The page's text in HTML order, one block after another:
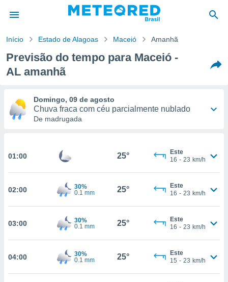
da
para
fornecidas
forma
recolhidas
Início Estado de Alagoas Maceió Amanhã
Previsão do tempo para Maceió -
AL amanhã
Domingo, 09 de agosto
Chuva fraca com céu parcialmente nublado
De madrugada
Este 20-31 km/h
Probabilidade 60%
01:00 25°
Este
16 - 23 km/h
02:00
30%
0.1 mm
25°
Este
16 - 23 km/h
03:00
30%
0.1 mm
25°
Este
16 - 23 km/h
04:00
30%
0.1 mm
25°
Este
15 - 23 km/h